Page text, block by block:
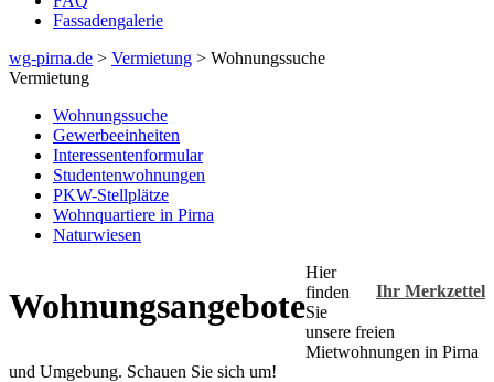
Fassadengalerie
wg-pirna.de > Vermietung > Wohnungssuche
Vermietung
Wohnungssuche
Gewerbeeinheiten
Interessentenformular
Studentenwohnungen
PKW-Stellplätze
Wohnquartiere in Pirna
Naturwiesen
Wohnungsangebote Ihr Merkzettel
Hier
finden
Sie
unsere freien
Mietwohnungen in Pirna
und Umgebung. Schauen Sie sich um!